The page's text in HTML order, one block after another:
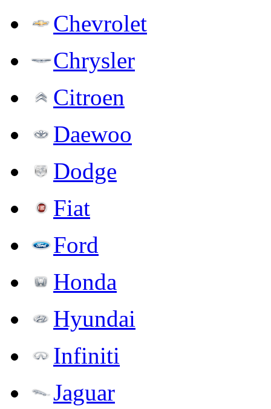
Chevrolet
Chrysler
Citroen
Daewoo
Dodge
Fiat
Ford
Honda
Hyundai
Infiniti
Jaguar